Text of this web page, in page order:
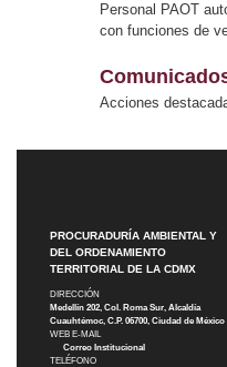
Personal PAOT
con funciones de
Acciones
PROCURADURÍA AMBIENTAL Y
DEL ORDENAMIENTO
TERRITORIAL DE LA CDMX
DIRECCIÓN
Medellín 202, Col. Roma Sur, Alcaldía
Cuauhtémoc, C.P. 06700, Ciudad de México
WEB E-MAIL
Correo Institucional
TELÉFONO